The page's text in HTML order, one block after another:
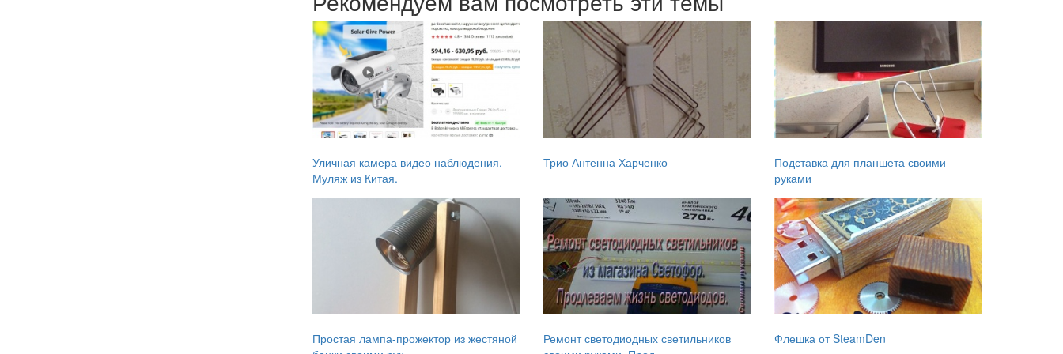
Уличная камера видео наблюдения.
Муляж из Китая.
Трио Антенна Харченко
Подставка для планшета своими
руками
Простая лампа-прожектор из жестяной
Ремонт светодиодных светильников
Флешка от SteamDen